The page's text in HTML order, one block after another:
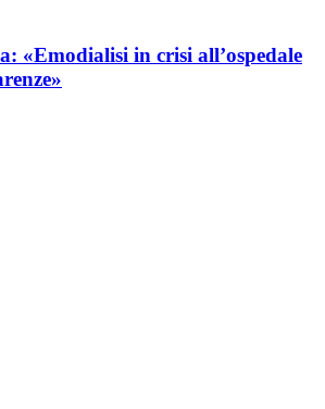
«Emodialisi in crisi all’ospedale